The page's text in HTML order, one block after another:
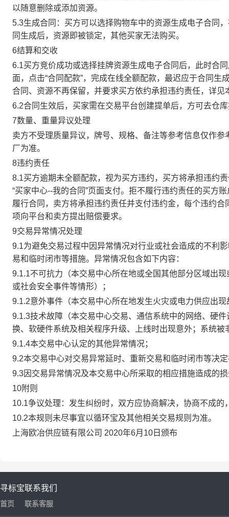
以随意删除或添加资源。
5.3生成合同：买方可以选择购物车中的资源生成电子合同
同生成后，资源即被锁定，其他买家无法购买。
6结算和交收
6.1买方竞价成功或选择挂牌资源生成电子合同后，此时合
面，点击“合同配款”，完成在线全额配款，最迟应于合同
合同、资源不再保留，并要求买方依约承担违约责任，详见
6.2合同生效后，买家需在交易平台创建提单后，方可去仓
7数量、重量异议处理
卖方不受理质量异议，牌号、规格、备注等参考信息仅作
厂为准。
8违约责任
8.1买方逾期未全额配款，视为买方违约，买方将承担违约
“买家中心--我的合同”页面支付。拒不履行违约责任的买方
履行合同，卖方将承担违约责任并支付违约金，每个违约
项向平台和卖方提出赔偿要求。
9交易异常情况处理
9.1为避免交易过程中因异常情况对行业或社会造成的不利
易和临时闭市等措施。异常情况包含如下内容：
9.1.1不可抗力（本交易中心所在地或全国其他部分区域出
或社会安全事件等情形）；
9.1.2意外事件（本交易中心所在地发生火灾或电力供应出
9.1.3技术故障（本交易中心交易、通信系统中的网络、硬
换、软硬件系统及相关程序升级、上线时出现意外；系统
9.1.4本交易中心认定的其他异常情况；
9.2本交易中心对交易异常延时、重新交易和临时闭市等决
9.3因交易异常情况及本交易中心所采取的相应措施造成的
10附则
10.1争议处理：发生纠纷时，双方应协商解决，协商不成
10.2本规则未尽事宜以循环宝及其他相关交易规则为准。
上海欧冶供应链有限公司 2020年6月10日颁布
寻标宝
首页
联系我们
联系客服